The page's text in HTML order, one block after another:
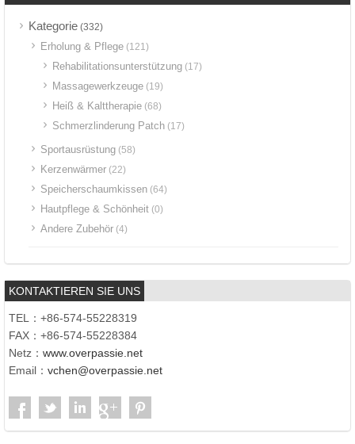
Kategorie (332)
Erholung & Pflege (121)
Rehabilitationsunterstützung (17)
Massagewerkzeuge (19)
Heiß & Kalttherapie (68)
Schmerzlinderung Patch (17)
Sportausrüstung (58)
Kerzenwärmer (22)
Speicherschaumkissen (64)
Hautpflege & Schönheit (0)
Andere Zubehör (4)
KONTAKTIEREN SIE UNS
TEL：+86-574-55228319
FAX：+86-574-55228384
Netz： www.overpassie.net
Email： vchen@overpassie.net